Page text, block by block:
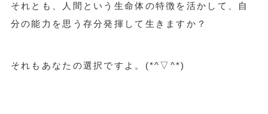
それとも、人間という生命体の特徴を活かして、自
分の能力を思う存分発揮して生きますか？
それもあなたの選択ですよ。(*^▽^*)